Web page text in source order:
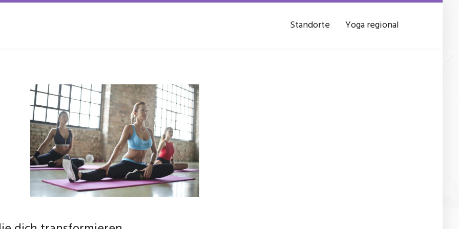
Standorte Yoga regional